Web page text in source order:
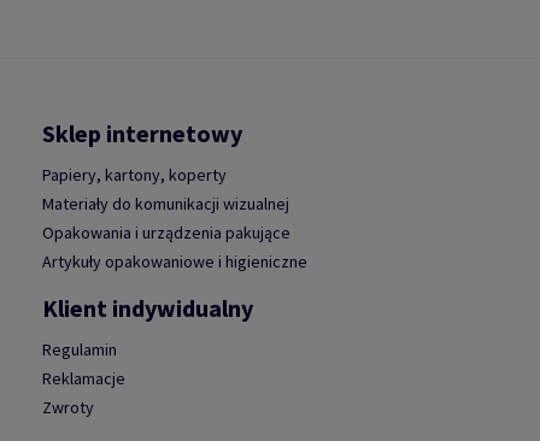
Sklep internetowy
Papiery, kartony, koperty
Materiały do komunikacji wizualnej
Opakowania i urządzenia pakujące
Artykuły opakowaniowe i higieniczne
Klient indywidualny
Regulamin
Reklamacje
Zwroty